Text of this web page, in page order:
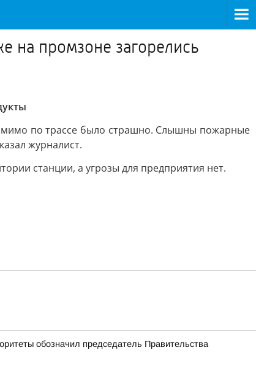
на промзоне загорелись
мимо по трассе было страшно. Слышны пожарные
журналист.
станции, а угрозы для предприятия нет.
обозначил председатель Правительства